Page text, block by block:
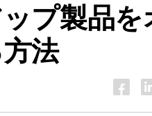
プ製品を
法